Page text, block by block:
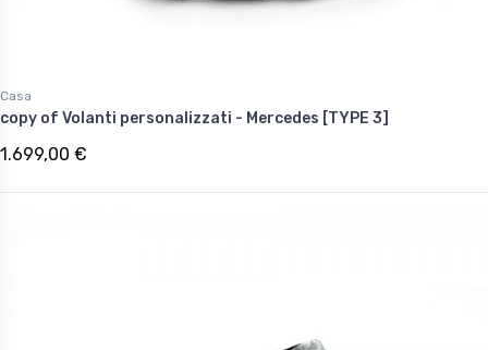
Casa
copy of Volanti personalizzati - Mercedes [TYPE 3]
1.699,00 €